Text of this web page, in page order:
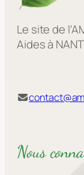
Le site de
Aides à
Nous